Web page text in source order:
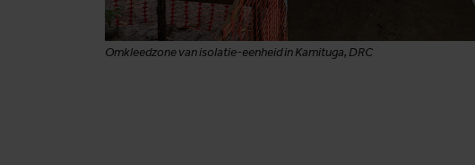
Omkleedzone van isolatie-eenheid in Kamituga, DRC